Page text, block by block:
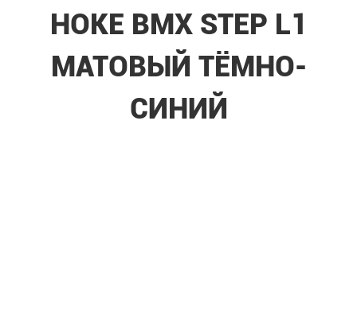
HOKE BMX STEP L1
МАТОВЫЙ ТЁМНО-
СИНИЙ